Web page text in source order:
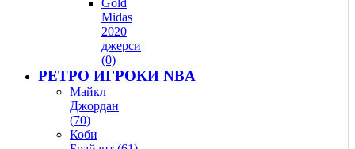
Midas
2020
джерси
(0)
РЕТРО ИГРОКИ NBA
Майкл
Джордан
(70)
Коби